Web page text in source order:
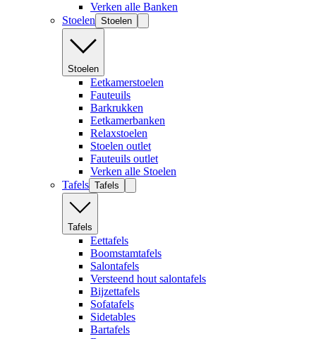
Verken alle Banken
Stoelen Stoelen
Stoelen
Eetkamerstoelen
Fauteuils
Barkrukken
Eetkamerbanken
Relaxstoelen
Stoelen outlet
Fauteuils outlet
Verken alle Stoelen
Tafels Tafels
Tafels
Eettafels
Boomstamtafels
Salontafels
Versteend hout salontafels
Bijzettafels
Sofatafels
Sidetables
Bartafels